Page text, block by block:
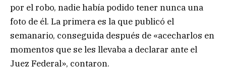
por el robo, nadie había podido tener nunca una
foto de él. La primera es la que publicó el
semanario, conseguida después de «acecharlos en
momentos que se les llevaba a declarar ante el
Juez Federal», contaron.